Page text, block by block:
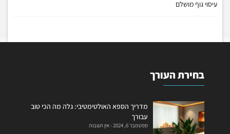
עיסוי גוף מושלם
בחירת העורך
מדריך הספא האולטימטיבי: גלה מה הכי טוב
עבורך
ספטמבר 6, 2024 אין תגובות